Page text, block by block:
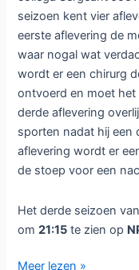
seizoen kent vier
eerste aflevering de
waar nogal wat
wordt er een chirurg
ontvoerd en moet het
derde aflevering
sporten nadat hij een
aflevering wordt er
de stoep voor een
Het derde seizoen
om21:15 te zien op
Derde
Meer lezen »